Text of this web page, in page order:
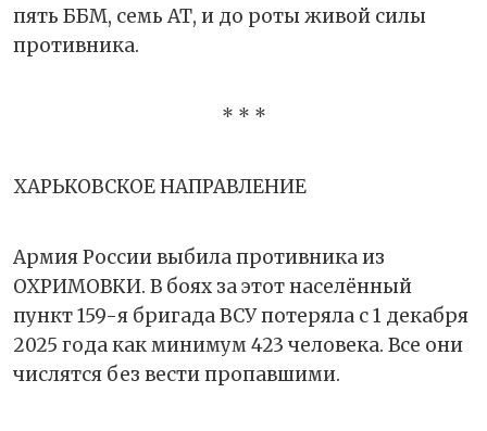
пять ББМ, семь АТ, и до роты живой силы
противника.
* * *
ХАРЬКОВСКОЕ НАПРАВЛЕНИЕ
Армия России выбила противника из
ОХРИМОВКИ. В боях за этот населённый
пункт 159-я бригада ВСУ потеряла с 1 декабря
2025 года как минимум 423 человека. Все они
числятся без вести пропавшими.